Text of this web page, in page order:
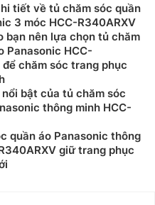
tiết về tủ chăm sóc quần
3 móc HCC-R340ARXV
bạn nên lựa chọn tủ chăm
Panasonic HCC-
để chăm sóc trang phục
bật của tủ chăm sóc
thông minh HCC-
quần áo Panasonic thông
giữ trang phục